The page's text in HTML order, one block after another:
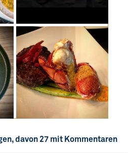
davon 27 mit Kommentaren